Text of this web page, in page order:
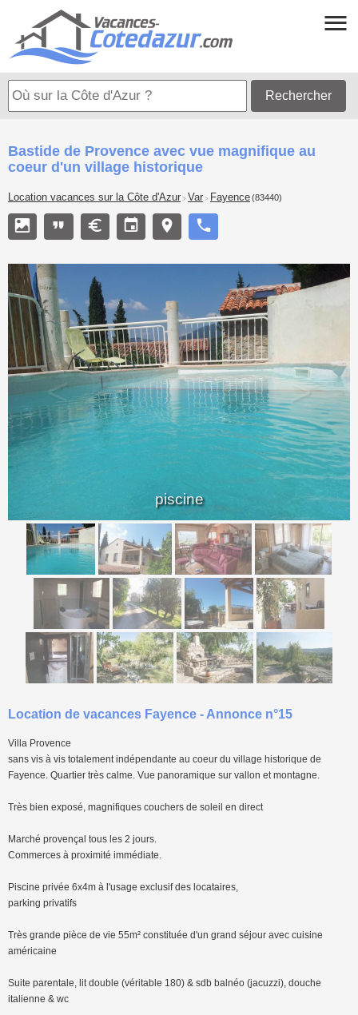
Rechercher
Bastide de Provence avec vue magnifique au
coeur d'un village historique
Location vacances sur la Côte d'Azur > Var > Fayence(83440)
piscine
< >
Location de vacances Fayence - Annonce n°15
Villa Provence
sans vis à vis totalement indépendante au coeur du village historique de
Fayence. Quartier très calme. Vue panoramique sur vallon et montagne.
Très bien exposé, magnifiques couchers de soleil en direct
Marché provençal tous les 2 jours.
Commerces à proximité immédiate.
Piscine privée 6x4m à l'usage exclusif des locataires,
parking privatifs
Très grande pièce de vie 55m² constituée d'un grand séjour avec cuisine
américaine
Suite parentale, lit double (véritable 180) & sdb balnéo (jacuzzi), douche
italienne & wc